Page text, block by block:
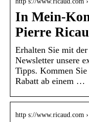
In Mein-
Pierre
Erhalten Sie mit
Newsletter unsere
Tipps. Kommen
Rabatt ab einem …
http s://www.ricaud.com